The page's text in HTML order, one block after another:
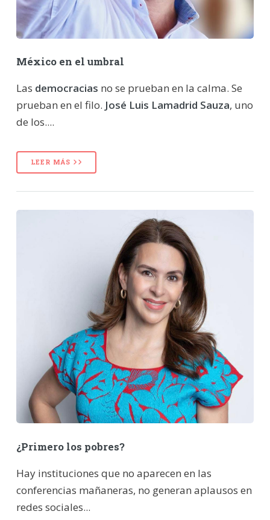
México en el umbral
Las democracias no se prueban en la calma. Se
prueban en el filo. José Luis Lamadrid Sauza, uno
de los....
LEER MÁS
¿Primero los pobres?
Hay instituciones que no aparecen en las
conferencias mañaneras, no generan aplausos en
redes sociales...